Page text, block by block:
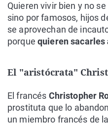
Quieren vivir bien y no
sino por famosos, hijos
se aprovechan de
porque quieren sacarles
El "aristócrata"
El francés Christopher
prostituta que lo
un miembro francés de